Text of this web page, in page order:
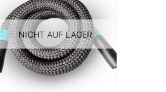
NICHT AUF LAGER